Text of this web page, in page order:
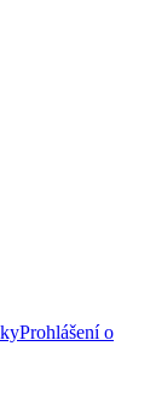
Prohlášení o